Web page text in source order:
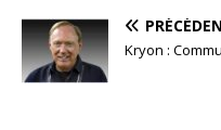
Kryon :